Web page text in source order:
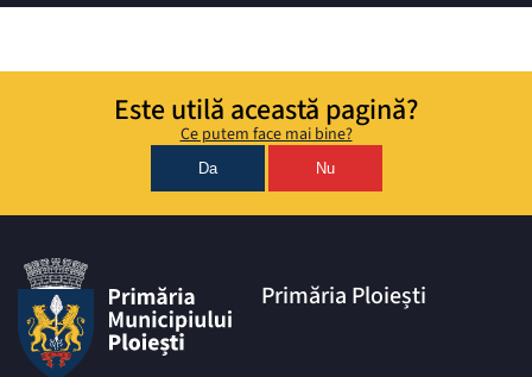
Este utilă această pagină?
Ce putem face mai bine?
Da Nu
Primăria Ploiești